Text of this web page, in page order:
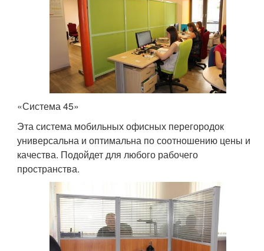
«Система 45»
Эта система мобильных офисных перегородок
универсальна и оптимальна по соотношению цены и
качества. Подойдет для любого рабочего
пространства.